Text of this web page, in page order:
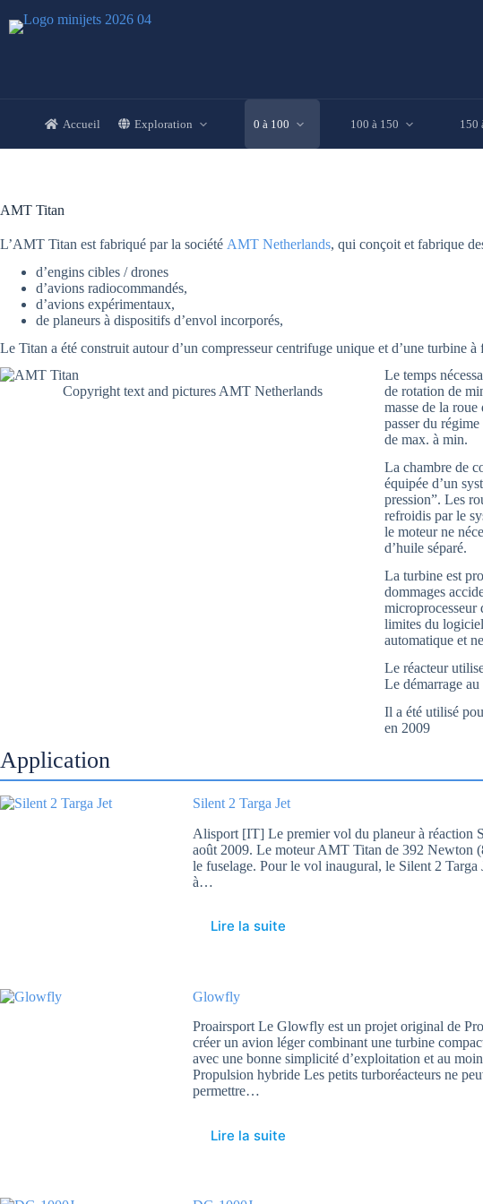
au
contenu
Accueil Exploration 0 à 100 100 à 150 150
AMT Titan
L’AMT Titan est fabriqué par la société AMT Netherlands, qui conçoit et fabrique
d’engins cibles / drones
d’avions radiocommandés,
d’avions expérimentaux,
de planeurs à dispositifs d’envol incorporés,
Le Titan a été construit autour d’un compresseur centrifuge unique et d’une turbine
Copyright text and pictures AMT Netherlands
Le temps
de rotation de
masse de la
passer du
de max. à min.
La chambre de
équipée d’un
pression”. Les
refroidis par le
le moteur ne
d’huile séparé.
La turbine est
dommages
microprocesseur
limites du
automatique et
Le réacteur
Le démarrage
Il a été utilisé
en 2009
Application
Silent 2 Targa Jet
Alisport [IT] Le premier vol du planeur à réaction
août 2009. Le moteur AMT Titan de 392 Newton
le fuselage. Pour le vol inaugural, le Silent 2
à…
Lire la suite
Glowfly
Proairsport Le Glowfly est un projet original de
créer un avion léger combinant une turbine
avec une bonne simplicité d’exploitation et au
Propulsion hybride Les petits turboréacteurs ne
permettre…
Lire la suite